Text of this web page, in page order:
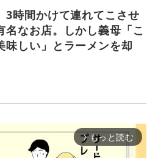
3時間かけて連れてこさせ
名なお店。しかし義母「こ
味しい」とラーメンを却
arrow_forward_ios もっと読む